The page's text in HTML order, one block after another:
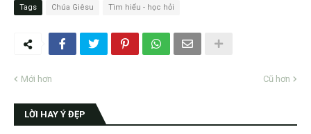
Tags Chúa Giêsu Tìm hiểu - học hỏi
Mới hơn Cũ hơn
LỜI HAY Ý ĐẸP